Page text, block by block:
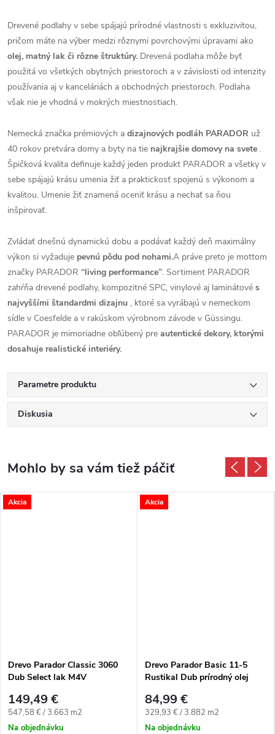
Drevené podlahy v sebe spájajú prírodné vlastnosti s exkluzivitou,
pričom máte na výber medzi rôznymi povrchovými úpravami ako
olej, matný lak či rôzne štruktúry. Drevená podlaha môže byť
použitá vo všetkých obytných priestoroch a v závislosti od intenzity
používania aj v kanceláriách a obchodných priestoroch. Podlaha
však nie je vhodná v mokrých miestnostiach.
Nemecká značka prémiových a dizajnových podláh PARADOR už
40 rokov pretvára domy a byty na tie najkrajšie domovy na svete .
Špičková kvalita definuje každý jeden produkt PARADOR a všetky v
sebe spájajú krásu umenia žiť a praktickosť spojenú s výkonom a
kvalitou. Umenie žiť znamená oceniť krásu a nechať sa ňou
inšpirovať.
Zvládať dnešnú dynamickú dobu a podávať každý deň maximálny
výkon si vyžaduje pevnú pôdu pod nohami.A práve preto je mottom
značky PARADOR “living performance”. Sortiment PARADOR
zahŕňa drevené podlahy, kompozitné SPC, vinylové aj laminátové s
najvyššími štandardmi dizajnu , ktoré sa vyrábajú v nemeckom
sídle v Coesfelde a v rakúskom výrobnom závode v Güssingu.
PARADOR je mimoriadne obľúbený pre autentické dekory, ktorými
dosahuje realistické interiéry.
Parametre produktu
Diskusia
Akcia
Drevo Parador Classic 3060
Dub Select lak M4V
149,49 €
Jednotková cena:
547,58 € / 3.663 m2
Na objednávku
Akcia
Drevo Parador Basic 11-5
Rustikal Dub prírodný olej
84,99 €
Jednotková cena:
329,93 € / 3.882 m2
Na objednávku